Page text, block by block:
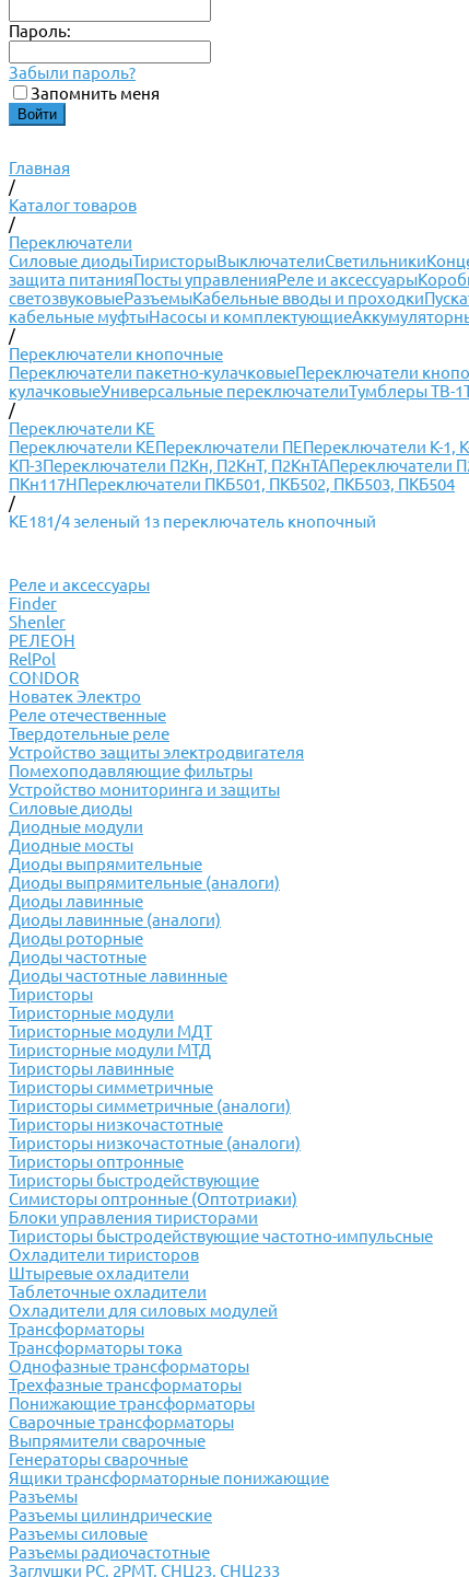
Пароль:
Забыли пароль?
Запомнить меня
Главная
/
Каталог товаров
/
Переключатели
Силовые диодыТиристорыВыключателиСветильники
защита питанияПосты управленияРеле и аксессуары
светозвуковыеРазъемыКабельные вводы и проходки
кабельные муфтыНасосы и комплектующие
/
Переключатели кнопочные
Переключатели пакетно-кулачковыеПереключатели
кулачковыеУниверсальные переключателиТумблеры ТВ-1
/
Переключатели КЕ
Переключатели КЕПереключатели ПЕПереключатели К-1,
КП-3Переключатели П2Кн, П2КнТ, П2КнТАПереключатели
ПКн117НПереключатели ПКБ501, ПКБ502, ПКБ503, ПКБ504
/
КЕ181/4 зеленый 1з переключатель кнопочный
Реле и аксессуары
Finder
Shenler
РЕЛЕОН
RelPol
CONDOR
Новатек Электро
Реле отечественные
Твердотельные реле
Устройство защиты электродвигателя
Помехоподавляющие фильтры
Устройство мониторинга и защиты
Силовые диоды
Диодные модули
Диодные мосты
Диоды выпрямительные
Диоды выпрямительные (аналоги)
Диоды лавинные
Диоды лавинные (аналоги)
Диоды роторные
Диоды частотные
Диоды частотные лавинные
Тиристоры
Тиристорные модули
Тиристорные модули МДТ
Тиристорные модули МТД
Тиристоры лавинные
Тиристоры симметричные
Тиристоры симметричные (аналоги)
Тиристоры низкочастотные
Тиристоры низкочастотные (аналоги)
Тиристоры оптронные
Тиристоры быстродействующие
Симисторы оптронные (Оптотриаки)
Блоки управления тиристорами
Тиристоры быстродействующие частотно-импульсные
Охладители тиристоров
Штыревые охладители
Таблеточные охладители
Охладители для силовых модулей
Трансформаторы
Трансформаторы тока
Однофазные трансформаторы
Трехфазные трансформаторы
Понижающие трансформаторы
Сварочные трансформаторы
Выпрямители сварочные
Генераторы сварочные
Ящики трансформаторные понижающие
Разъемы
Разъемы цилиндрические
Разъемы силовые
Разъемы радиочастотные
Заглушки РС, 2РМТ, СНЦ23, СНЦ233